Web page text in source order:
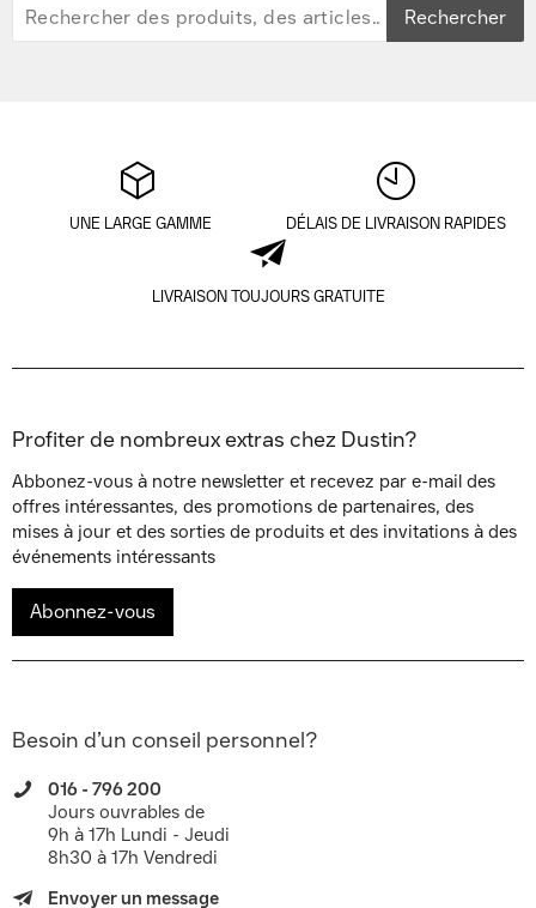
Rechercher
UNE LARGE GAMME DÉLAIS DE LIVRAISON RAPIDES
LIVRAISON TOUJOURS GRATUITE
Profiter de nombreux extras chez Dustin?
Abbonez-vous à notre newsletter et recevez par e-mail des
offres intéressantes, des promotions de partenaires, des
mises à jour et des sorties de produits et des invitations à des
événements intéressants
Abonnez-vous
Besoin d’un conseil personnel?
016 - 796 200
Jours ouvrables de
9h à 17h Lundi - Jeudi
8h30 à 17h Vendredi
Envoyer un message